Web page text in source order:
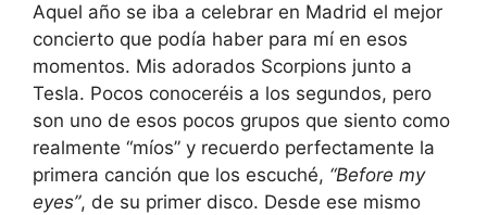
Aquel año se iba a celebrar en Madrid el mejor
concierto que podía haber para mí en esos
momentos. Mis adorados Scorpions junto a
Tesla. Pocos conoceréis a los segundos, pero
son uno de esos pocos grupos que siento como
realmente “míos” y recuerdo perfectamente la
primera canción que los escuché, “Before my
eyes”, de su primer disco. Desde ese mismo